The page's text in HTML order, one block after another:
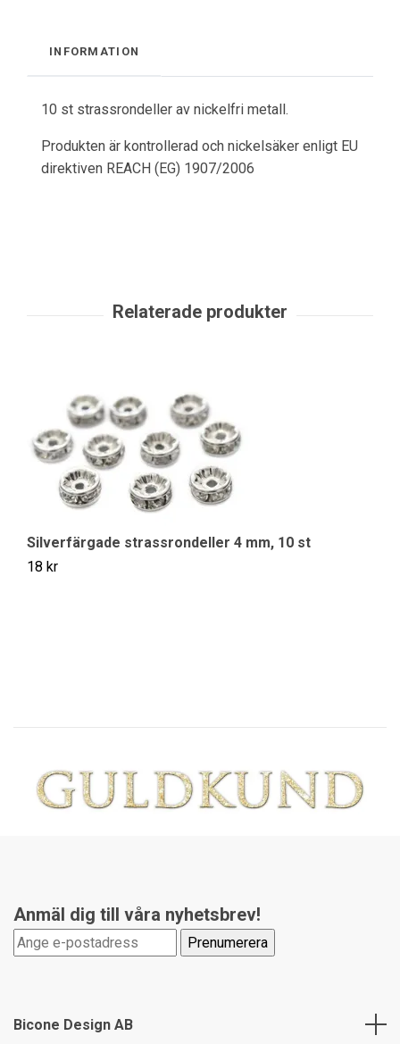
INFORMATION
10 st strassrondeller av nickelfri metall.
Produkten är kontrollerad och nickelsäker enligt EU
direktiven REACH (EG) 1907/2006
Silverfärgade strassrondeller 4 mm, 10 st
18 kr
Anmäl dig till våra nyhetsbrev!
Bicone Design AB